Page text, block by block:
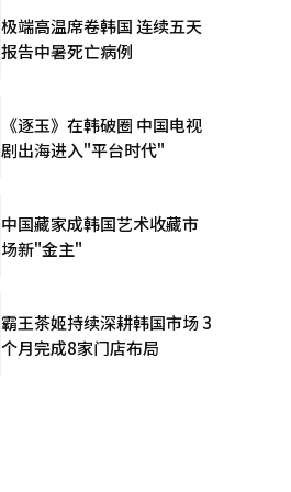
极端高温席卷韩国 连续五天
报告中暑死亡病例
《逐玉》在韩破圈 中国电视
剧出海进入"平台时代"
中国藏家成韩国艺术收藏市
场新"金主"
霸王茶姬持续深耕韩国市场 3
个月完成8家门店布局